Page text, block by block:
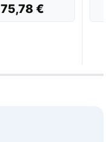
75,78 €